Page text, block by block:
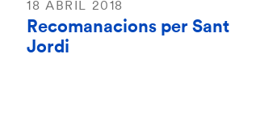
18 ABRIL 2018
Recomanacions per Sant
Jordi